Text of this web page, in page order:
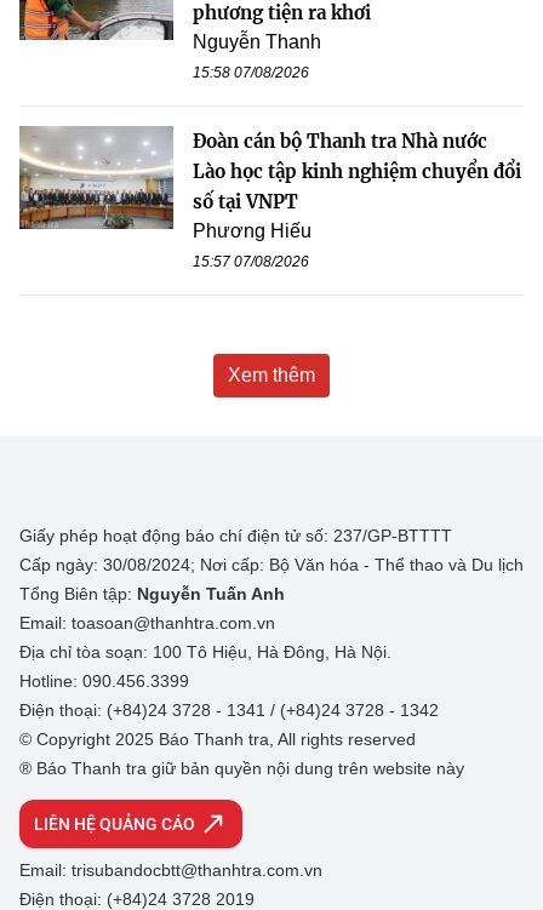
phương tiện ra khơi
Nguyễn Thanh
15:58 07/08/2026
Đoàn cán bộ Thanh tra Nhà nước
Lào học tập kinh nghiệm chuyển đổi
số tại VNPT
Phương Hiếu
15:57 07/08/2026
Xem thêm
Giấy phép hoạt động báo chí điện tử số: 237/GP-BTTTT
Cấp ngày: 30/08/2024; Nơi cấp: Bộ Văn hóa - Thể thao và Du lịch
Tổng Biên tập: Nguyễn Tuấn Anh
Email: toasoan@thanhtra.com.vn
Địa chỉ tòa soạn: 100 Tô Hiệu, Hà Đông, Hà Nội.
Hotline: 090.456.3399
Điện thoại: (+84)24 3728 - 1341 / (+84)24 3728 - 1342
© Copyright 2025 Báo Thanh tra, All rights reserved
® Báo Thanh tra giữ bản quyền nội dung trên website này
LIÊN HỆ QUẢNG CÁO
Email: trisubandocbtt@thanhtra.com.vn
Điện thoại: (+84)24 3728 2019